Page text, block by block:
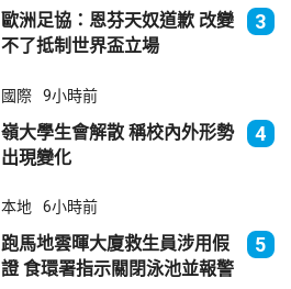
歐洲足協：恩芬天奴道歉 改變
不了抵制世界盃立場
3
國際 9小時前
嶺大學生會解散 稱校內外形勢
出現變化
4
本地 6小時前
跑馬地雲暉大廈救生員涉用假
證 食環署指示關閉泳池並報警
5